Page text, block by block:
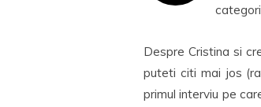
Despre Cristina si
puteti citi mai jos
primul interviu pe